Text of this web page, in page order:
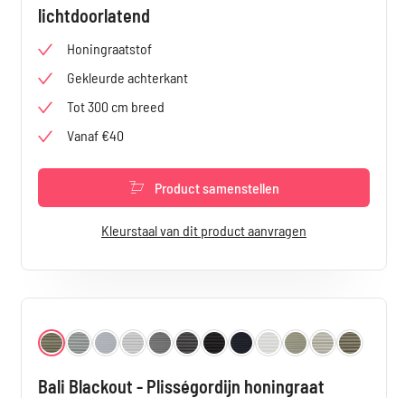
lichtdoorlatend
Honingraatstof
Gekleurde achterkant
Tot 300 cm breed
Vanaf €40
Product samenstellen
Kleurstaal van dit product aanvragen
Selecteer
Kleur
Cognac 3868
Mint 3869Wit 3870Lichtgrijs 3871
Grijs 3872Dark Grey 3873
Zwart 3874
Antraciet 3875
Off-white 3876
Taupe 3877
Zand 3878Kaki 3879
Bali Blackout - Plisségordijn honingraat